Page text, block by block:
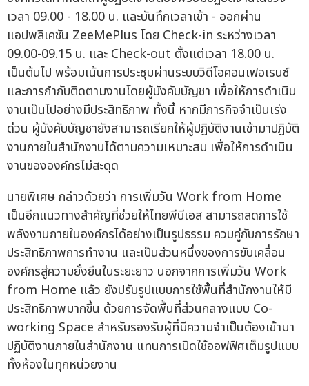
เวลา 09.00 - 18.00 น. และบันทึกเวลาเข้า - ออกผ่าน
แอปพลิเคชัน ZeeMePlus โดย Check-in ระหว่างเวลา
09.00-09.15 น. และ Check-out ตั้งแต่เวลา 18.00 น.
เป็นต้นไป พร้อมเน้นการประชุมผ่านระบบวิดีโอคอนเฟอเรนซ์
และการกำกับติดตามงานโดยผู้บังคับบัญชา เพื่อให้การดำเนิน
งานเป็นไปอย่างมีประสิทธิภาพ ทั้งนี้ หากมีภารกิจจำเป็นเร่ง
ด่วน ผู้บังคับบัญชายังสามารถเรียกให้ผู้ปฏิบัติงานเข้ามาปฏิบัติ
งานภายในสำนักงานได้ตามความเหมาะสม เพื่อให้การดำเนิน
งานขององค์กรไม่สะดุด
นายพิเศษ กล่าวด้วยว่า การเพิ่มวัน Work from Home
เป็นอีกแนวทางสำคัญที่ช่วยให้ไทยพีบีเอส สามารถลดการใช้
พลังงานภายในองค์กรได้อย่างเป็นรูปธรรม ควบคู่กับการรักษา
ประสิทธิภาพการทำงาน และเป็นส่วนหนึ่งของการขับเคลื่อน
องค์กรสู่ความยั่งยืนในระยะยาว นอกจากการเพิ่มวัน Work
from Home แล้ว ยังปรับรูปแบบการใช้พื้นที่สำนักงานให้มี
ประสิทธิภาพมากขึ้น ด้วยการจัดพื้นที่ส่วนกลางแบบ Co-
working Space สำหรับรองรับผู้ที่มีความจำเป็นต้องเข้ามา
ปฏิบัติงานภายในสำนักงาน แทนการเปิดใช้ออฟฟิศเต็มรูปแบบ
ทั้งห้องในทุกหน่วยงาน